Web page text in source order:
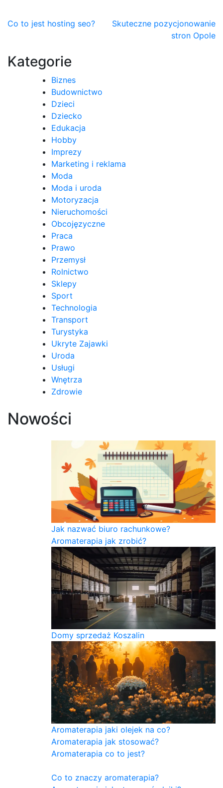
Nawigacja
Co to jest hosting seo?
Skuteczne pozycjonowanie
stron Opole
Kategorie
Biznes
Budownictwo
Dzieci
Dziecko
Edukacja
Hobby
Imprezy
Marketing i reklama
Moda
Moda i uroda
Motoryzacja
Nieruchomości
Obcojęzyczne
Praca
Prawo
Przemysł
Rolnictwo
Sklepy
Sport
Technologia
Transport
Turystyka
Ukryte Zajawki
Uroda
Usługi
Wnętrza
Zdrowie
Nowości
Jak nazwać biuro rachunkowe?
Aromaterapia jak zrobić?
Domy sprzedaż Koszalin
Aromaterapia jaki olejek na co?
Aromaterapia jak stosować?
Aromaterapia co to jest?
Co to znaczy aromaterapia?